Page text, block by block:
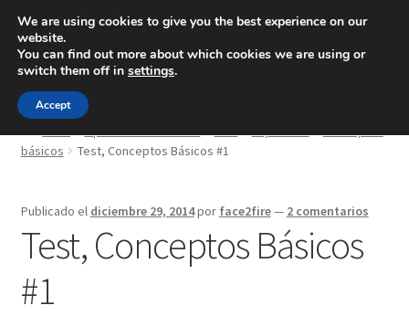
Inicio
Blog
Ingeniería
Contacto
básicos
Test, Conceptos Básicos #1
Publicado el diciembre 29, 2014por face2fire— 2 comentarios
Test, Conceptos Básicos
#1
We are using cookies to give you the best experience on our
website.
You can find out more about which cookies we are using or
switch them off in settings.
Accept